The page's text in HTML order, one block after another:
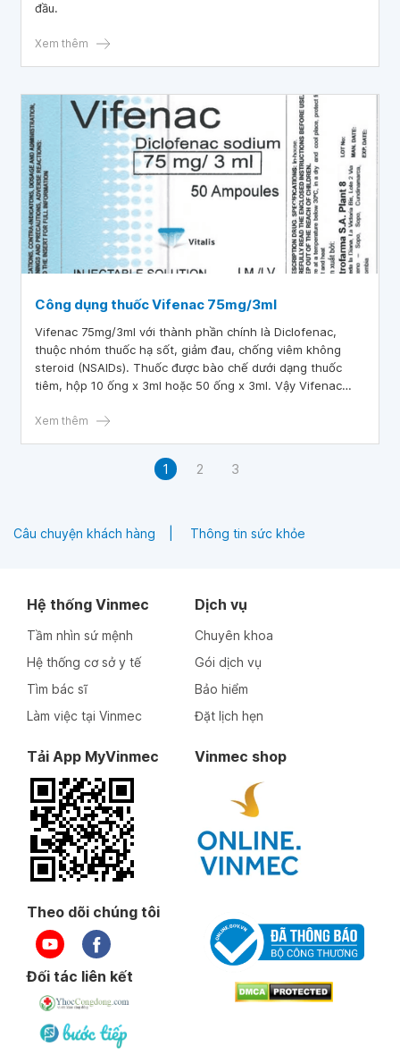
đầu.
Xem thêm
Công dụng thuốc Vifenac 75mg/3ml
Vifenac 75mg/3ml với thành phần chính là Diclofenac,
thuộc nhóm thuốc hạ sốt, giảm đau, chống viêm không
steroid (NSAIDs). Thuốc được bào chế dưới dạng thuốc
tiêm, hộp 10 ống x 3ml hoặc 50 ống x 3ml. Vậy Vifenac
dụng và liều dùng bao nhiêu? Bài viết sau sẽ cung cấp các
Xem thêm
1 2 3
Câu chuyện khách hàng Thông tin sức khỏe
Hệ thống Vinmec
Tầm nhìn sứ mệnh
Hệ thống cơ sở y tế
Tìm bác sĩ
Làm việc tại Vinmec
Dịch vụ
Chuyên khoa
Gói dịch vụ
Bảo hiểm
Đặt lịch hẹn
Tải App MyVinmec Vinmec shop
Theo dõi chúng tôi
Đối tác liên kết